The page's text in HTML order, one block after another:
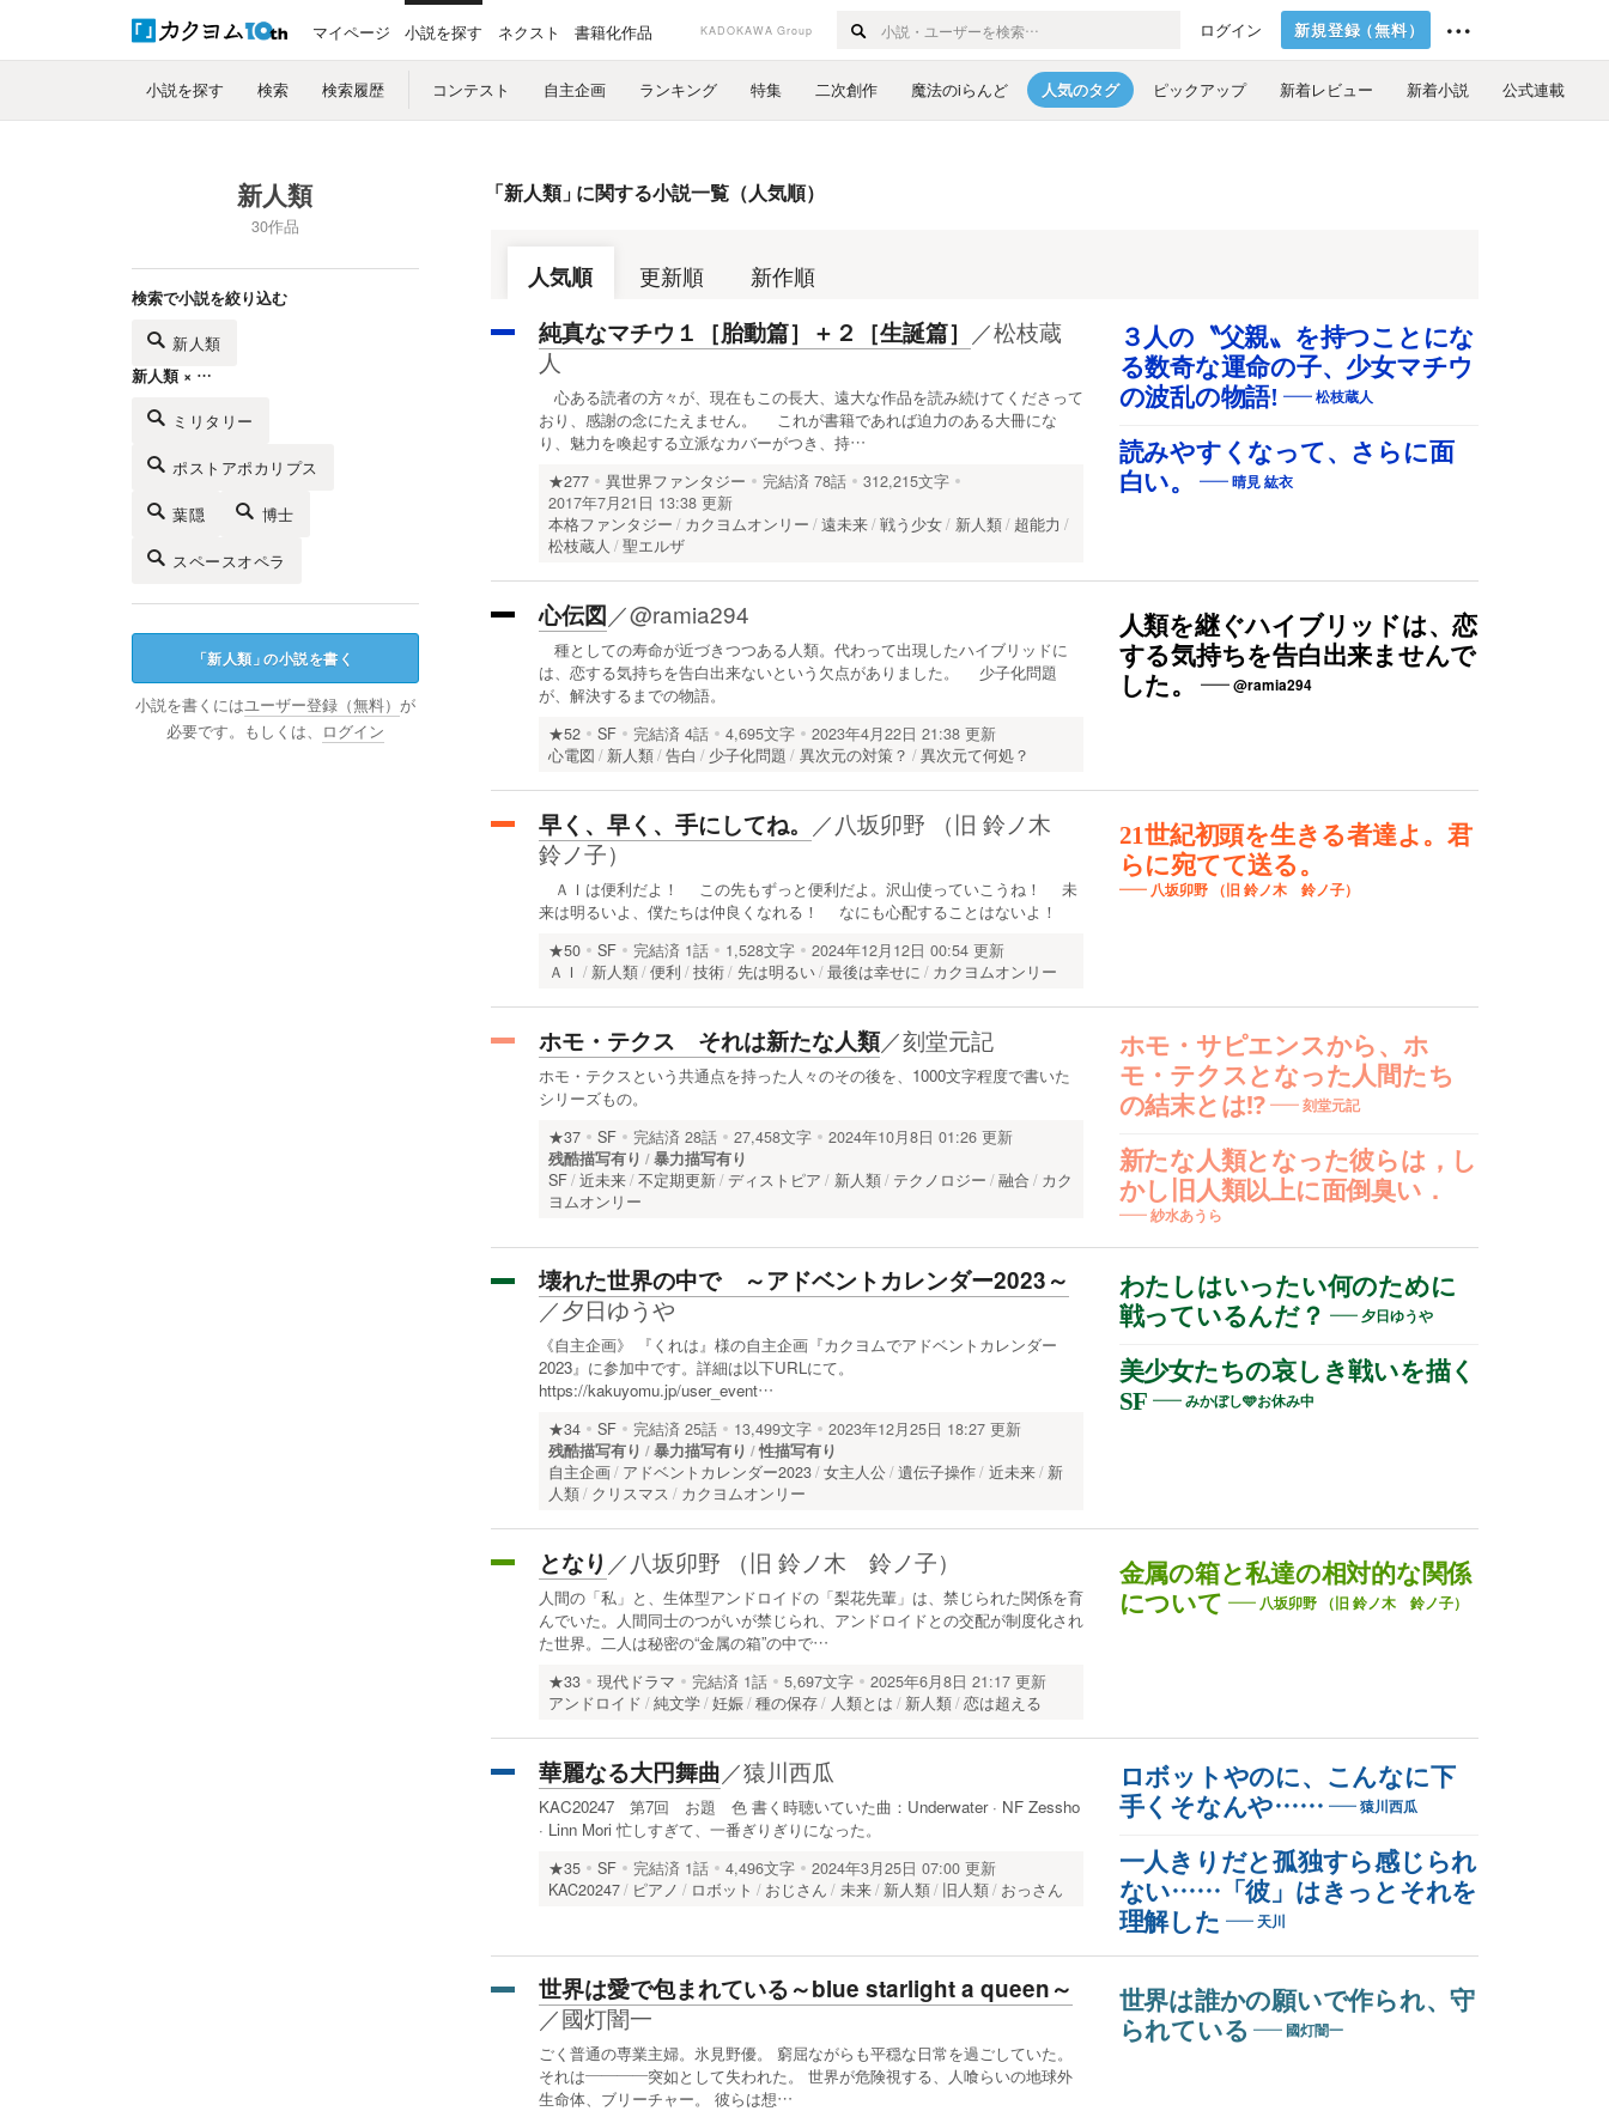
マイページ 小説を探す ネクスト 書籍化作品 KADOKAWA Group ログイン 新規登録（無料）
小説を探す 検索 検索履歴 コンテスト 自主企画 ランキング 特集 二次創作 魔法のiらんど 人気のタグ ピックアップ 新着レビュー 新着小説 公式連載
新人類
30作品
検索で小説を絞り込む
新人類
新人類 × …
ミリタリー
ポストアポカリプス
葉隠 博士
スペースオペラ
「新人類 」の小説を書く
小説を書くにはユーザー登録（無料） が
必要です。もしくは、
ログイン
「新人類」に関する小説一覧（人気順）
人気順 更新順 新作順
３人の〝父親〟を持つことにな
る数奇な運命の子、少女マチウ
の波乱の物語!
松枝蔵人
読みやすくなって、さらに面
白い。
晴見 紘衣
純真なマチウ１［胎動篇］＋２［生誕篇］ ／松枝蔵
人
心ある読者の方々が、現在もこの長大、遠大な作品を読み続けてくださって
おり、感謝の念にたえません。 これが書籍であれば迫力のある大冊にな
り、魅力を喚起する立派なカバーがつき、持…
★277 異世界ファンタジー 完結済 78話
312,215文字
2017年7月21日 13:38 更新
本格ファンタジー
カクヨムオンリー 遠未来 戦う少女 新人類
超能力
松枝蔵人
聖エルザ
人類を継ぐハイブリッドは、恋
する気持ちを告白出来ませんで
した。
@ramia294
心伝図／@ramia294
種としての寿命が近づきつつある人類。代わって出現したハイブリッドに
は、恋する気持ちを告白出来ないという欠点がありました。 少子化問題
が、解決するまでの物語。
★52 SF 完結済 4話 4,695文字
2023年4月22日 21:38 更新
心電図
新人類 告白 少子化問題 異次元の対策？ 異次元て何処？
21世紀初頭を生きる者達よ。君
らに宛てて送る。
八坂卯野 （旧 鈴ノ木 鈴ノ子）
早く、早く、手にしてね。 ／ 八坂卯野 （旧 鈴ノ木
鈴ノ子）
ＡＩは便利だよ！ この先もずっと便利だよ。沢山使っていこうね！ 未
来は明るいよ、僕たちは仲良くなれる！ なにも心配することはないよ！
★50 SF 完結済 1話 1,528文字
2024年12月12日 00:54 更新
ＡＩ
新人類 便利 技術 先は明るい 最後は幸せに カクヨムオンリー
ホモ・サピエンスから、ホ
モ・テクスとなった人間たち
の結末とは⁉
刻堂元記
新たな人類となった彼らは，し
かし旧人類以上に面倒臭い．
紗水あうら
ホモ・テクス それは新たな人類／刻堂元記
ホモ・テクスという共通点を持った人々のその後を、1000文字程度で書いた
シリーズもの。
★37 SF 完結済 28話 27,458文字
2024年10月8日 01:26 更新
残酷描写有り
暴力描写有り
SF 近未来 不定期更新 ディストピア 新人類 テクノロジー 融合
カク
ヨムオンリー
わたしはいったい何のために
戦っているんだ？
夕日ゆうや
美少女たちの哀しき戦いを描く
SF
みかぼし🩵お休み中
壊れた世界の中で ～アドベントカレンダー2023～
／夕日ゆうや
《自主企画》 『くれは』様の自主企画『カクヨムでアドベントカレンダー
2023』に参加中です。詳細は以下URLにて。
https://kakuyomu.jp/user_event…
★34 SF 完結済 25話 13,499文字
2023年12月25日 18:27 更新
残酷描写有り
暴力描写有り
性描写有り
自主企画
アドベントカレンダー2023 女主人公 遺伝子操作 近未来
新
人類
クリスマス カクヨムオンリー
金属の箱と私達の相対的な関係
について
八坂卯野 （旧 鈴ノ木 鈴ノ子）
となり ／ 八坂卯野 （旧 鈴ノ木 鈴ノ子）
人間の「私」と、生体型アンドロイドの「梨花先輩」は、禁じられた関係を育
んでいた。人間同士のつがいが禁じられ、アンドロイドとの交配が制度化され
た世界。二人は秘密の“金属の箱”の中で…
★33 現代ドラマ 完結済 1話 5,697文字
2025年6月8日 21:17 更新
アンドロイド
純文学 妊娠 種の保存 人類とは 新人類 恋は超える
ロボットやのに、こんなに下
手くそなんや……
猿川西瓜
一人きりだと孤独すら感じられ
ない……「彼」はきっとそれを
理解した
天川
華麗なる大円舞曲／猿川西瓜
KAC20247 第7回 お題 色 書く時聴いていた曲：Underwater · NF Zessho
· Linn Mori 忙しすぎて、一番ぎりぎりになった。
★35 SF 完結済 1話 4,496文字
2024年3月25日 07:00 更新
KAC20247
ピアノ ロボット おじさん 未来 新人類 旧人類 おっさん
世界は誰かの願いで作られ、守
られている
國灯闇一
世界は愛で包まれている～blue starlight a queen～
／國灯闇一
ごく普通の専業主婦。氷見野優。 窮屈ながらも平穏な日常を過ごしていた。
それは————突如として失われた。 世界が危険視する、人喰らいの地球外
生命体、ブリーチャー。 彼らは想…